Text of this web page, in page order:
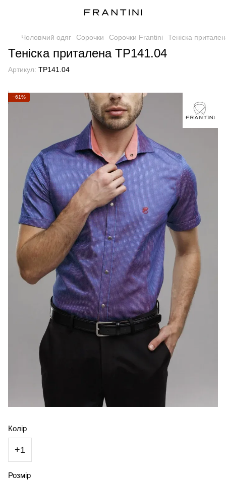
Чоловічий одяг Сорочки Сорочки Frantini Теніска
Теніска приталена TP141.04
Артикул: TP141.04
−61%
Колір
+1
Розмір